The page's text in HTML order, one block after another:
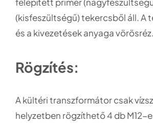
felépített primer
(kisfeszültségű) tekercsből áll. A
és a kivezetések anyaga vörösréz.
Rögzítés:
A kültéri transzformátor csak
helyzetben rögzíthető 4 db M12-